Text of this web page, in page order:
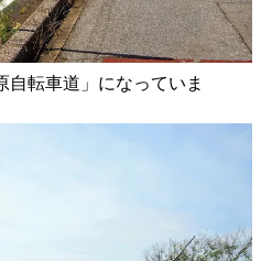
自転車道」になっていま